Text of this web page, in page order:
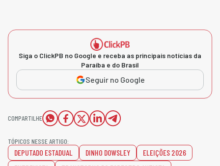
Siga o ClickPB no Google e receba as principais notícias da
Paraíba e do Brasil
Seguir no Google
COMPARTILHE
TÓPICOS NESSE ARTIGO:
DEPUTADO ESTADUAL DINHO DOWSLEY
ELEIÇÕES 2026